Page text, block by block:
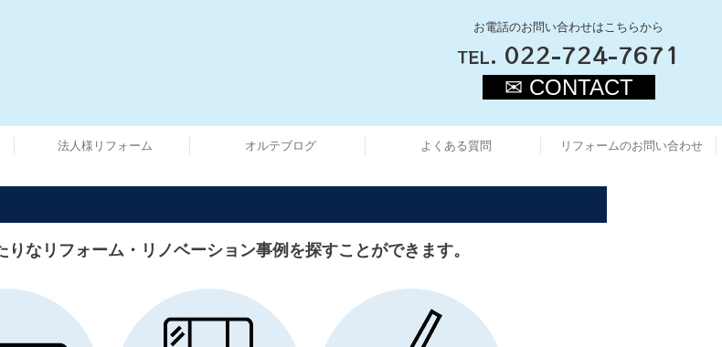
お電話のお問い合わせはこちらから
TEL. 022-724-7671
✉ CONTACT
法人様リフォーム オルテブログ よくある質問 リフォームのお問い合わせ
なリフォーム・リノベーション事例を探すことができます。